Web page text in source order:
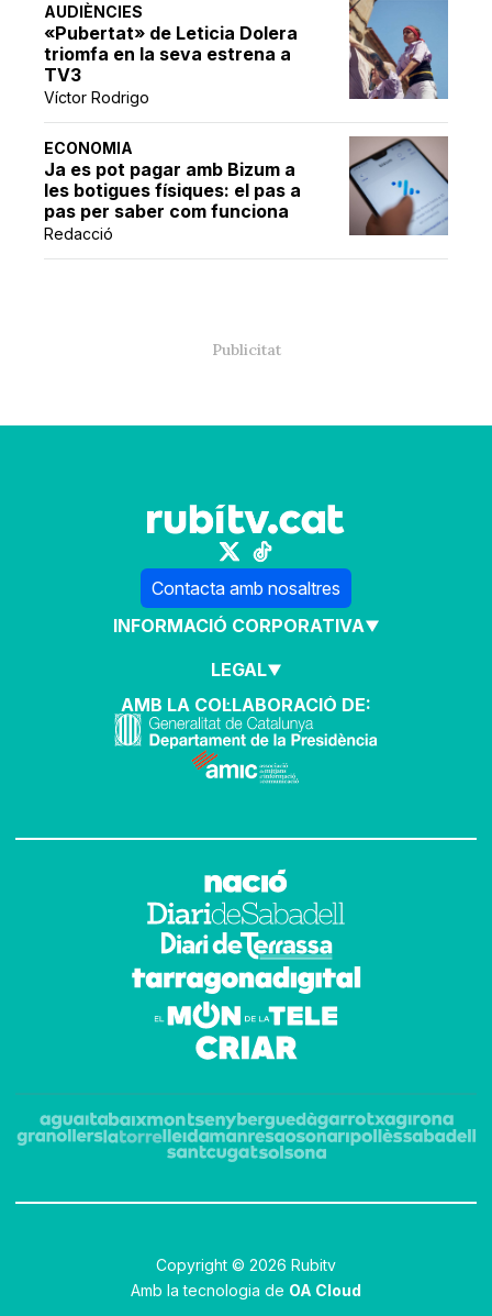
AUDIÈNCIES
«Pubertat» de Leticia Dolera
triomfa en la seva estrena a
TV3
Víctor Rodrigo
ECONOMIA
Ja es pot pagar amb Bizum a
les botigues físiques: el pas a
pas per saber com funciona
Redacció
Contacta amb nosaltres
INFORMACIÓ CORPORATIVA
LEGAL
AMB LA COL·LABORACIÓ DE:
Copyright © 2026 Rubitv
Amb la tecnologia de OA Cloud